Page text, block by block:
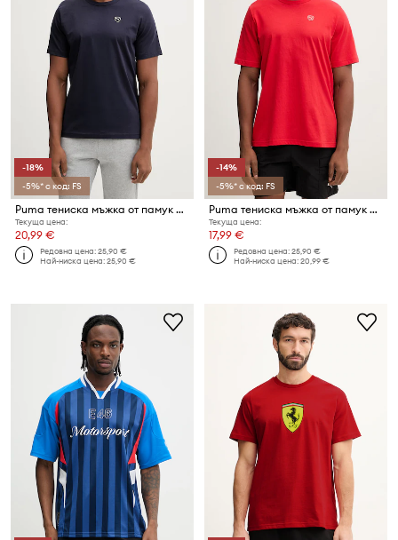
-18%
-5%* с код: FS
Puma тениска мъжка от памук Essential elevated
Текуща цена:
20,99 €
Редовна цена:25,90 €
Най-ниска цена:25,90 €
-14%
-5%* с код: FS
Puma тениска мъжка от памук Essential elevated
Текуща цена:
17,99 €
Редовна цена:25,90 €
Най-ниска цена:20,99 €